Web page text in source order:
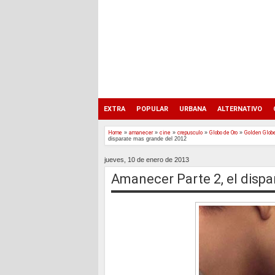
EXTRA POPULAR URBANA ALTERNATIVO
Home » amanecer» cine » crepusculo » Globo de Oro » Golden Globe
disparate mas grande del 2012
jueves, 10 de enero de 2013
Amanecer Parte 2, el